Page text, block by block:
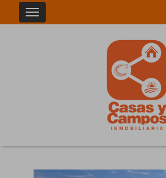
INMUEBLES EN VENTA
2 inmuebles